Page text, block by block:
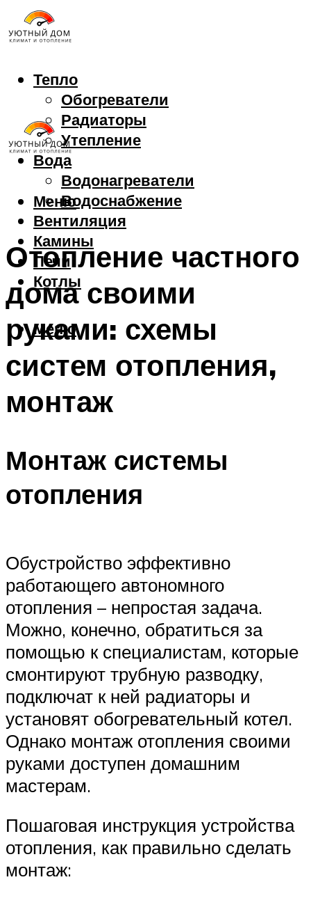
Тепло
Обогреватели
Радиаторы
Утепление
Вода
Водонагреватели
Водоснабжение
Вентиляция
Камины
Печи
Котлы
Меню
Меню
Отопление частного
дома своими
руками: схемы
систем отопления,
монтаж
Монтаж системы
отопления
Обустройство эффективно
работающего автономного
отопления – непростая задача.
Можно, конечно, обратиться за
помощью к специалистам, которые
смонтируют трубную разводку,
подключат к ней радиаторы и
установят обогревательный котел.
Однако монтаж отопления своими
руками доступен домашним
мастерам.
Пошаговая инструкция устройства
отопления, как правильно сделать
монтаж: